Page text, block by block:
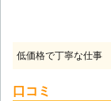
低価格で丁寧な仕事
口コミ